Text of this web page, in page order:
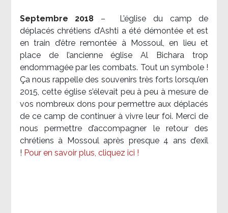
Septembre 2018 –
L’église du camp de
déplacés chrétiens d’Ashti a été démontée et est
en train d’être remontée à Mossoul, en lieu et
place de l’ancienne église Al Bichara trop
endommagée par les combats. Tout un symbole !
Ça nous rappelle des souvenirs très forts lorsqu’en
2015, cette église s’élevait peu à peu à mesure de
vos nombreux dons pour permettre aux déplacés
de ce camp de continuer à vivre leur foi. Merci de
nous permettre d’accompagner le retour des
chrétiens à Mossoul après presque 4 ans d’exil
! Pour en savoir plus, cliquez ici !